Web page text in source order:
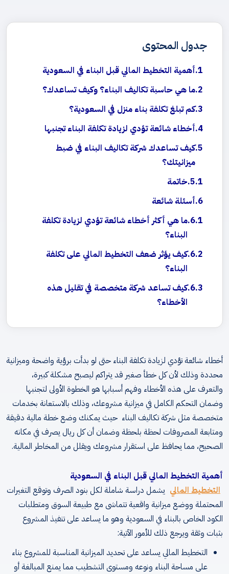
جدول المحتوى
أهمية التخطيط المالي قبل البناء في السعودية
ما هي حاسبة تكاليف البناء؟ وكيف تساعدك؟
كم تبلغ تكلفة بناء منزل في السعودية؟
أخطاء شائعة تؤدي لزيادة تكلفة البناء تجنبها
كيف تساعدك شركة تكاليف البناء في ضبط
ميزانيتك؟
خاتمة
أسئلة شائعة
ما هي أكثر أخطاء شائعة تؤدي لزيادة تكلفة
البناء؟
كيف يؤثر ضعف التخطيط المالي على تكلفة
البناء؟
كيف تساعد شركة متخصصة في تقليل هذه
الأخطاء؟
أخطاء شائعة تؤدي لزيادة تكلفة البناء حتى لو بدأت برؤية واضحة وميزانية
محددة وذلك لأن كل خطأ صغير قد يتراكم ليصبح مشكلة كبيرة،
والتعرف على هذه الأخطاء وفهم أسبابها هو الخطوة الأولى لتجنبها
وضمان التحكم الكامل في ميزانية مشروعك، وذلك بالاستعانة بخدمات
متخصصة مثل شركة تكاليف البناء حيث يمكنك وضع خطة مالية دقيقة
ومتابعة المصروفات لحظة بلحظة وضمان أن كل ريال يصرف في مكانه
الصحيح، مما يحافظ على استقرار مشروعك ويقلل من المخاطر المالية.
أهمية التخطيط المالي قبل البناء في السعودية
التخطيط المالي يشمل دراسة شاملة لكل بنود الصرف وتوقع التغيرات
المحتملة ووضع ميزانية واقعية تتماشى مع طبيعة السوق ومتطلبات
الكود الخاص بالبناء في السعودية وهو ما يساعد على تنفيذ المشروع
بثبات وثقة ويرجع ذلك للأمور الآتية:
التخطيط المالي يساعد على تحديد الميزانية المناسبة للمشروع بناء
على مساحة البناء ونوعه ومستوى التشطيب مما يمنع المبالغة أو